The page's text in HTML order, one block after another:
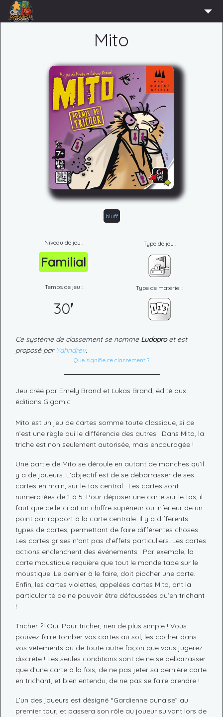
Mito
bluff
Niveau de jeu :
Familial
Type de jeu :
Temps de jeu :
30'
Type de matériel :
Ce système de classement se nomme Ludoproet est
proposé par Yahndrev.
Que signifie ce classement ?
Jeu créé par Emely Brand et Lukas Brand, édité aux
éditions Gigamic
Mito est un jeu de cartes somme toute classique, si ce
n’est une règle qui le différencie des autres : Dans Mito, la
triche est non seulement autorisée, mais encouragée !
Une partie de Mito se déroule en autant de manches qu’il
y a de joueurs. L’objectif est de se débarrasser de ses
cartes en main, sur le tas central. Les cartes sont
numérotées de 1 à 5. Pour déposer une carte sur le tas, il
faut que celle-ci ait un chiffre supérieur ou inférieur de un
point par rapport à la carte centrale. Il y a différents
types de cartes, permettant de faire différentes choses.
Les cartes grises n’ont pas d’effets particuliers. Les cartes
actions enclenchent des événements : Par exemple, la
carte moustique requière que tout le monde tape sur le
moustique. Le dernier à le faire, doit piocher une carte.
Enfin, les cartes violettes, appelées cartes Mito, ont la
particularité de ne pouvoir être défaussées qu’en trichant
!
Tricher ?! Oui. Pour tricher, rien de plus simple ! Vous
pouvez faire tomber vos cartes au sol, les cacher dans
vos vêtements ou de toute autre façon que vous jugerez
discrète ! Les seules conditions sont de ne se débarrasser
que d’une carte à la fois, de ne pas jeter sa dernière carte
en trichant, et bien entendu, de ne pas se faire prendre !
L’un des joueurs est désigné “Gardienne punaise” au
premier tour, et passera son rôle au joueur suivant lors de